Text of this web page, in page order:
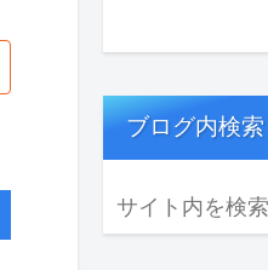
ブログ内検索